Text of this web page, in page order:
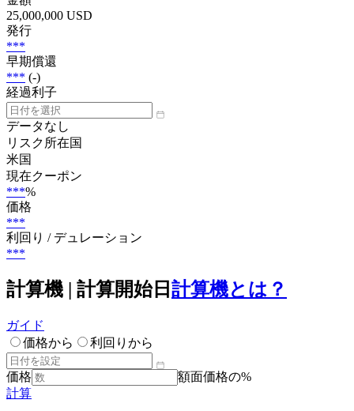
25,000,000 USD
発行
***
早期償還
*** (-)
経過利子
データなし
リスク所在国
米国
現在クーポン
***%
価格
***
利回り / デュレーション
***
計算機 | 計算開始日 計算機とは？
ガイド
価格から
利回りから
価格
額面価格の%
計算